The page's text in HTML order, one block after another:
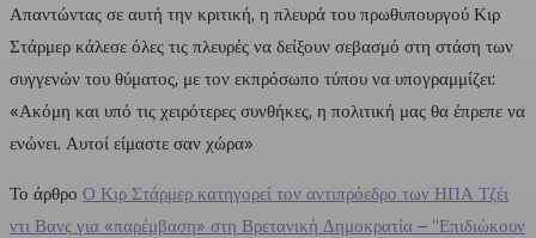
Απαντώντας σε αυτή την κριτική, η πλευρά του πρωθυπουργού Κιρ
Στάρμερ κάλεσε όλες τις πλευρές να δείξουν σεβασμό στη στάση των
συγγενών του θύματος, με τον εκπρόσωπο τύπου να υπογραμμίζει:
«Ακόμη και υπό τις χειρότερες συνθήκες, η πολιτική μας θα έπρεπε να
ενώνει. Αυτοί είμαστε σαν χώρα»
Το άρθρο Ο Κιρ Στάρμερ κατηγορεί τον αντιπρόεδρο των ΗΠΑ Τζέι
ντι Βανς για «παρέμβαση» στη Βρετανική Δημοκρατία – “Επιδιώκουν